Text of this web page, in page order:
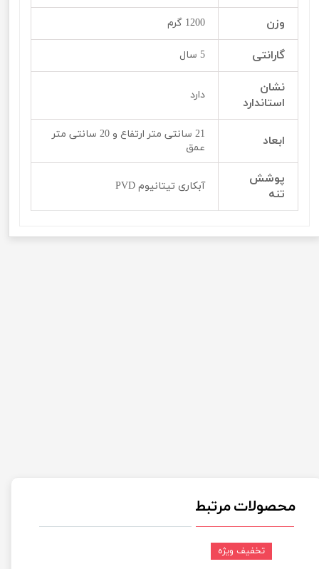
وزن 1200 گرم
گارانتی 5 سال
نشان
استاندارد
دارد
ابعاد
21 سانتی متر ارتفاع و 20 سانتی متر
عمق
پوشش
تنه
آبکاری تیتانیوم PVD
محصولات مرتبط
تخفیف ویژه